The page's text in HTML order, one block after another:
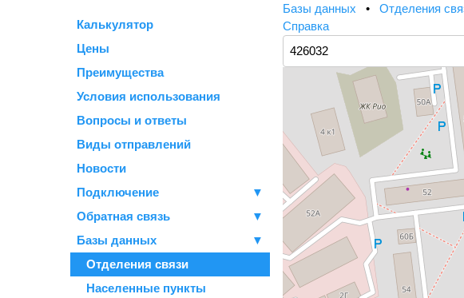
Калькулятор
Цены
Преимущества
Условия использования
Вопросы и ответы
Виды отправлений
Новости
Подключение
▼
Обратная связь
▼
Базы данных
▼
Отделения связи
Населенные пункты
Базы данных • Отделения
Справка